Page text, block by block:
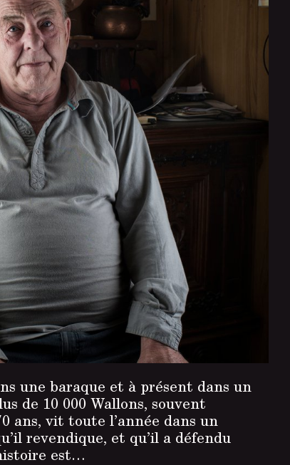
une baraque et à présent dans un
de 10 000 Wallons, souvent
ans, vit toute l’année dans un
revendique, et qu’il a défendu
est…